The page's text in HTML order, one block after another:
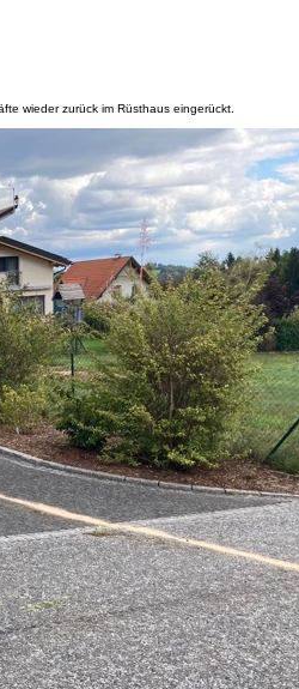
wieder zurück im Rüsthaus eingerückt.